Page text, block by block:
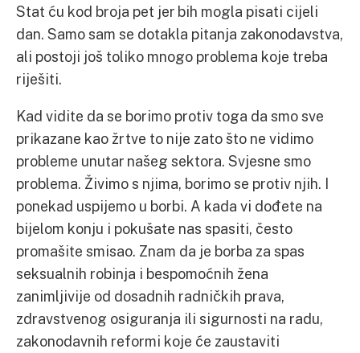
Stat ću kod broja pet jer bih mogla pisati cijeli
dan. Samo sam se dotakla pitanja zakonodavstva,
ali postoji još toliko mnogo problema koje treba
riješiti.
Kad vidite da se borimo protiv toga da smo sve
prikazane kao žrtve to nije zato što ne vidimo
probleme unutar našeg sektora. Svjesne smo
problema. Živimo s njima, borimo se protiv njih. I
ponekad uspijemo u borbi. A kada vi dođete na
bijelom konju i pokušate nas spasiti, često
promašite smisao. Znam da je borba za spas
seksualnih robinja i bespomoćnih žena
zanimljivije od dosadnih radničkih prava,
zdravstvenog osiguranja ili sigurnosti na radu,
zakonodavnih reformi koje će zaustaviti